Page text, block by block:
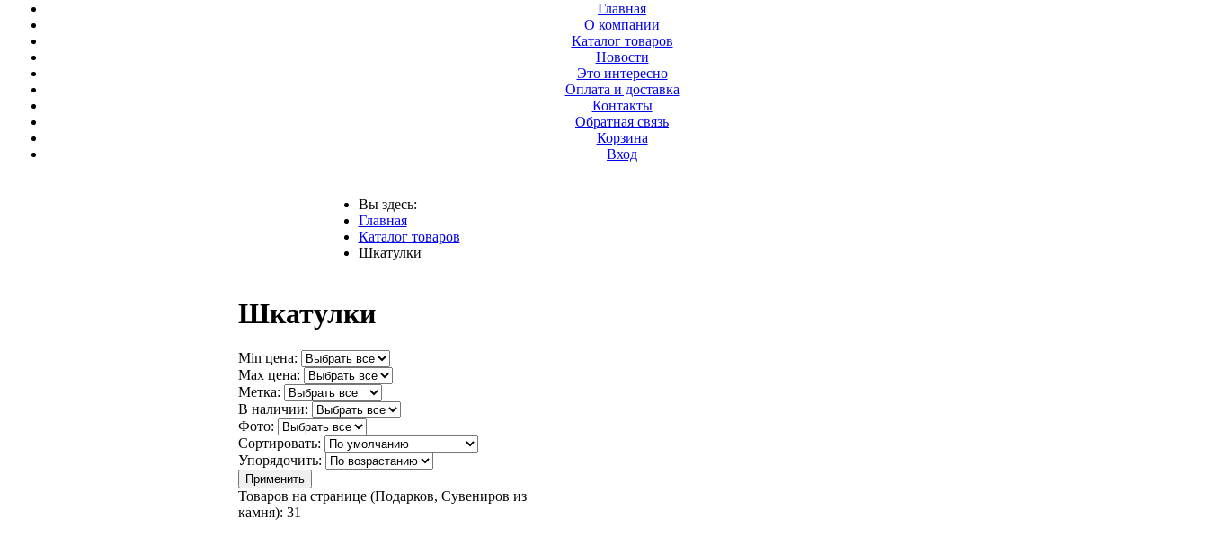
Главная
О компании
Каталог товаров
Новости
Это интересно
Оплата и доставка
Контакты
Обратная связь
Корзина
Вход
Вы здесь:
Главная
Каталог товаров
Шкатулки
Шкатулки
Min цена:
Max цена:
Метка:
В наличии:
Фото:
Сортировать:
Упорядочить:
Товаров на странице (Подарков, Сувениров из
камня): 31